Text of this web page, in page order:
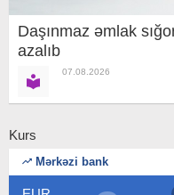
Daşınmaz əmlak
azalıb
07.08.2026
Kurs
Mərkəzi bank